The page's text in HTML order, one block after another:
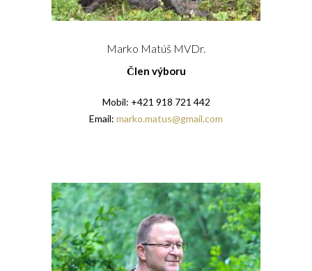
Marko Matúš MVDr.
Člen výboru
Mobil: +421 918 721 442
Email: marko.matus@gmail.com